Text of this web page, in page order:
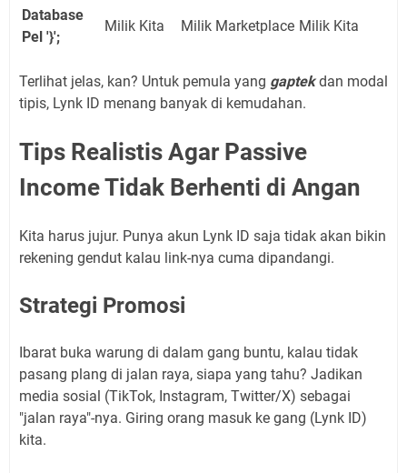
Database
Pel '}';
Milik Kita Milik Marketplace Milik Kita
Terlihat jelas, kan? Untuk pemula yang gaptekdan modal
tipis, Lynk ID menang banyak di kemudahan.
Tips Realistis Agar Passive
Income Tidak Berhenti di Angan
Kita harus jujur. Punya akun Lynk ID saja tidak akan bikin
rekening gendut kalau link-nya cuma dipandangi.
Strategi Promosi
Ibarat buka warung di dalam gang buntu, kalau tidak
pasang plang di jalan raya, siapa yang tahu? Jadikan
media sosial (TikTok, Instagram, Twitter/X) sebagai
"jalan raya"-nya. Giring orang masuk ke gang (Lynk ID)
kita.